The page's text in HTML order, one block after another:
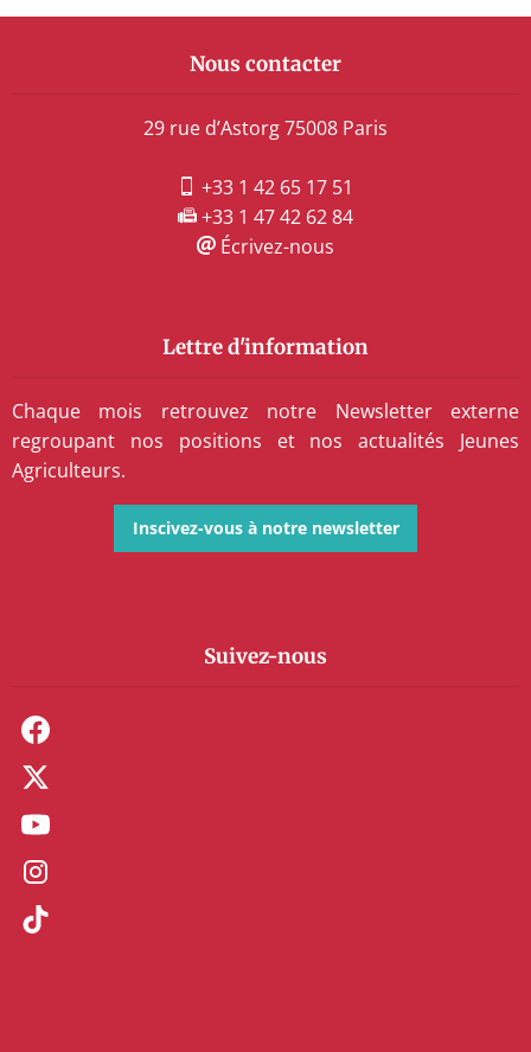
Nous contacter
29 rue d’Astorg 75008 Paris
+33 1 42 65 17 51
+33 1 47 42 62 84
Écrivez-nous
Lettre d'information
Chaque mois retrouvez notre Newsletter externe
regroupant nos positions et nos actualités Jeunes
Agriculteurs.
Inscivez-vous à notre newsletter
Suivez-nous